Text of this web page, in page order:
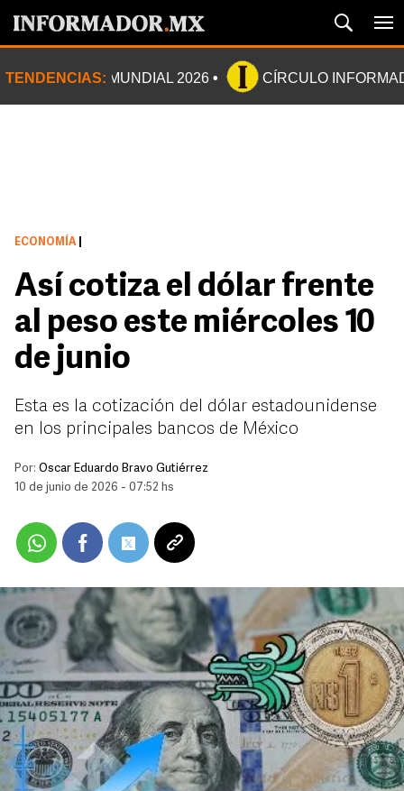
TENDENCIAS: MUNDIAL 2026 CÍRCULO
ECONOMÍA
Así cotiza el dólar frente
al peso este miércoles 10
de junio
Esta es la cotización del dólar estadounidense
en los principales bancos de México
Por: Oscar Eduardo Bravo Gutiérrez
10 de junio de 2026 - 07:52 hs